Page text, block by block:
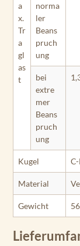
a
x.
Tr
a
gl
as
t
norma
ler
Beans
pruch
ung
bei
extre
mer
Beans
pruch
ung
Kugel
Material
Gewicht